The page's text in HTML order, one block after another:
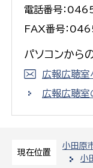
現在位置
小田原
小
電話番号：
FAX番号：
パソコンから
広報広聴室
広報広聴室